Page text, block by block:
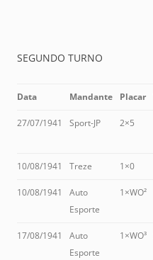
SEGUNDO TURNO
Data Mandante Placar
27/07/1941 Sport-JP 2×5
10/08/1941 Treze 1×0
10/08/1941
Auto
Esporte
1×WO²
17/08/1941
Auto
Esporte
1×WO³